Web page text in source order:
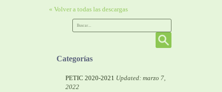
« Volver a todas las descargas
Categorías
PETIC 2020-2021 Updated: marzo 7,
2022